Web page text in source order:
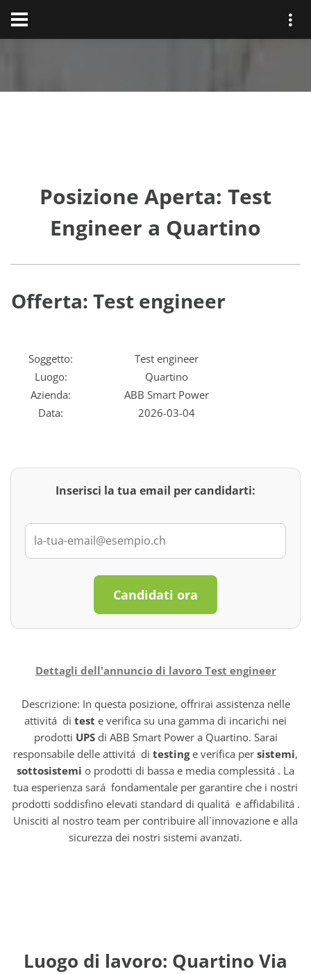
Posizione Aperta: Test
Engineer a Quartino
Offerta: Test engineer
Soggetto:
Test engineer
Luogo:
Quartino
Azienda:
ABB Smart Power
Data:
2026-03-04
Inserisci la tua email per candidarti:
Candidati ora
Dettagli dell'annuncio di lavoro Test engineer
Descrizione: In questa posizione, offrirai assistenza nelle
attivitá di test e verifica su una gamma di incarichi nei
prodotti UPSdi ABB Smart Power a Quartino. Sarai
responsabile delle attivitá di testinge verifica per sistemi,
sottosistemi o prodotti di bassa e media complessitá . La
tua esperienza sará fondamentale per garantire che i nostri
prodotti soddisfino elevati standard di qualitá e affidabilitá .
Unisciti al nostro team per contribuire all`innovazione e alla
sicurezza dei nostri sistemi avanzati.
Luogo di lavoro: Quartino Via